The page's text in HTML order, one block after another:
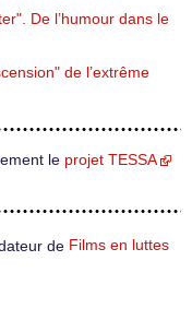
De l’humour dans le
de l’extrême
le projet TESSA
de Films en luttes